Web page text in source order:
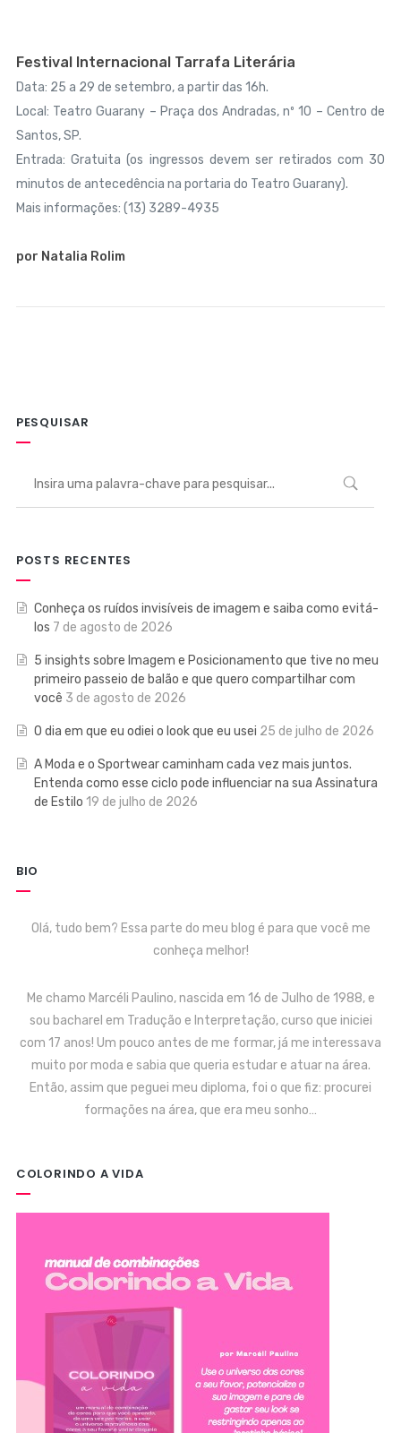
Festival Internacional Tarrafa Literária
Data: 25 a 29 de setembro, a partir das 16h.
Local: Teatro Guarany – Praça dos Andradas, nº 10 – Centro de
Santos, SP.
Entrada: Gratuita (os ingressos devem ser retirados com 30
minutos de antecedência na portaria do Teatro Guarany).
Mais informações: (13) 3289-4935
por Natalia Rolim
PESQUISAR
POSTS RECENTES
Conheça os ruídos invisíveis de imagem e saiba como evitá-
los 7 de agosto de 2026
5 insights sobre Imagem e Posicionamento que tive no meu
primeiro passeio de balão e que quero compartilhar com
você 3 de agosto de 2026
O dia em que eu odiei o look que eu usei 25 de julho de 2026
A Moda e o Sportwear caminham cada vez mais juntos.
Entenda como esse ciclo pode influenciar na sua Assinatura
de Estilo 19 de julho de 2026
BIO
Olá, tudo bem? Essa parte do meu blog é para que você me
conheça melhor!
Me chamo Marcéli Paulino, nascida em 16 de Julho de 1988, e
sou bacharel em Tradução e Interpretação, curso que iniciei
com 17 anos! Um pouco antes de me formar, já me interessava
muito por moda e sabia que queria estudar e atuar na área.
Então, assim que peguei meu diploma, foi o que fiz: procurei
formações na área, que era meu sonho…
COLORINDO A VIDA